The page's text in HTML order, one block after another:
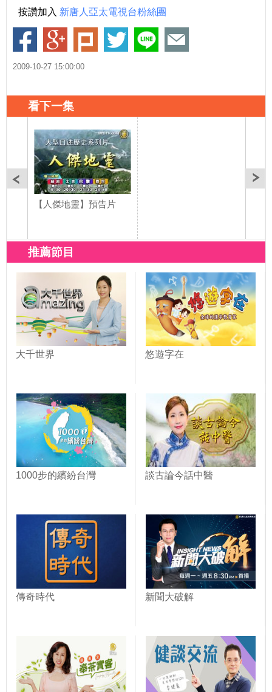
按讚加入 新唐人亞太電視台粉絲團
2009-10-27 15:00:00
看下一集
【人傑地靈】預告片
推薦節目
大千世界 悠遊字在
1000步的繽紛台灣 談古論今話中醫
傳奇時代 新聞大破解